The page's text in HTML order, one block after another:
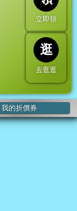
立即領
逛
去逛逛
我的折價券